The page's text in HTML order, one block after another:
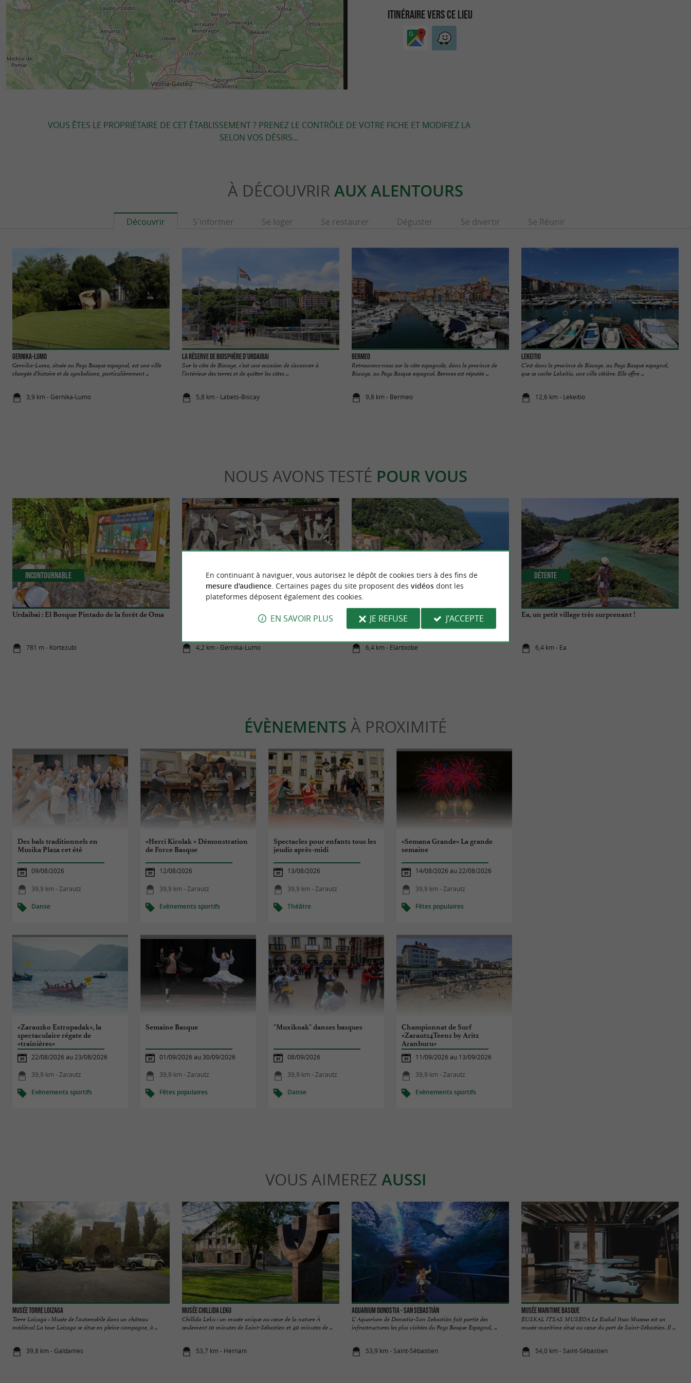
ITINÉRAIRE VERS CE LIEU
VOUS ÊTES LE PROPRIÉTAIRE DE CET ÉTABLISSEMENT ? PRENEZ LE CONTRÔLE DE VOTRE FICHE ET MODIFIEZ LA
SELON VOS DÉSIRS...
À DÉCOUVRIR AUX ALENTOURS
Découvrir S'informer Se loger Se restaurer Déguster Se divertir Se Réunir
Gernika-Lumo
Gernika-Lumo, située au Pays Basque espagnol, est une ville
chargée d'histoire et de symbolisme, particulièrement ...
3,9 km - Gernika-Lumo
La réserve de biosphère d’Urdaibai
Sur la côte de Biscaye, c’est une occasion de s’avancer à
l’intérieur des terres et de quitter les côtes ...
5,8 km - Labets-Biscay
Bermeo
Retrouvons-nous sur la côte espagnole, dans la province de
Biscaye, au Pays Basque espagnol. Bermeo est réputée ...
9,8 km - Bermeo
Lekeitio
C’est dans la province de Biscaye, au Pays Basque espagnol,
que se cache Lekeitio, une ville côtière. Elle offre ...
12,6 km - Lekeitio
NOUS AVONS TESTÉ POUR VOUS
Urdaibai : El Bosque Pintado de la forêt de Oma
781 m - Kortezubi
Incontournable
4,2 km - Gernika-Lumo
Culturelle
Visitez Elantxobe, mettez-vous la tête à l’envers !
6,4 km - Elantxobe
Détente
Ea, un petit village très surprenant !
6,4 km - Ea
Détente
ÉVÈNEMENTS À PROXIMITÉ
Des bals traditionnels en
Musika Plaza cet été
09/08/2026
39,9 km - Zarautz
Danse
«Herri Kirolak » Démonstration
de Force Basque
12/08/2026
39,9 km - Zarautz
Evènements sportifs
Spectacles pour enfants tous les
jeudis après-midi
13/08/2026
39,9 km - Zarautz
Théâtre
«Semana Grande» La grande
semaine
14/08/2026 au 22/08/2026
39,9 km - Zarautz
Fêtes populaires
«Zarauzko Estropadak», la
spectaculaire régate de
«trainières»
22/08/2026 au 23/08/2026
39,9 km - Zarautz
Evènements sportifs
Semaine Basque
01/09/2026 au 30/09/2026
39,9 km - Zarautz
Fêtes populaires
"Muxikoak" danses basques
08/09/2026
39,9 km - Zarautz
Danse
Championnat de Surf
«Zarautz4Teens by Aritz
Aranburu»
11/09/2026 au 13/09/2026
39,9 km - Zarautz
Evènements sportifs
VOUS AIMEREZ AUSSI
Musée Torre Loizaga
Torre Loizaga : Musée de l'automobile dans un château
médiéval La tour Loizaga se situe en pleine campagne, à ...
39,8 km - Galdames
Musée Chillida Leku
Chillida Leku : un musée unique au cœur de la nature À
seulement 10 minutes de Saint-Sébastien et 40 minutes de ...
53,7 km - Hernani
Aquarium Donostia - San Sebastián
L’ Aquarium de Donostia-San Sebastián fait partie des
infrastructures les plus visitées du Pays Basque Espagnol, ...
53,9 km - Saint-Sébastien
Musée Maritime Basque
EUSKAL ITSAS MUSEOA Le Euskal Itsas Museoa est un
musée maritime situé au cœur du port de Saint-Sébastien. Il ...
54,0 km - Saint-Sébastien
En continuant à naviguer, vous autorisez le dépôt de cookies tiers à des fins de
mesure d'audience. Certaines pages du site proposent des vidéosdont les
plateformes déposent également des cookies.
EN SAVOIR PLUS JE REFUSE J'ACCEPTE